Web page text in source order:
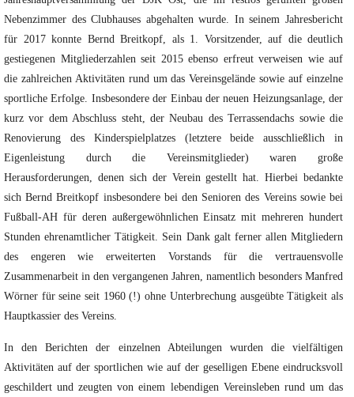
Nebenzimmer des Clubhauses abgehalten wurde. In seinem Jahresbericht
für 2017 konnte Bernd Breitkopf, als 1. Vorsitzender, auf die deutlich
gestiegenen Mitgliederzahlen seit 2015 ebenso erfreut verweisen wie auf
die zahlreichen Aktivitäten rund um das Vereinsgelände sowie auf einzelne
sportliche Erfolge. Insbesondere der Einbau der neuen Heizungsanlage, der
kurz vor dem Abschluss steht, der Neubau des Terrassendachs sowie die
Renovierung des Kinderspielplatzes (letztere beide ausschließlich in
Eigenleistung durch die Vereinsmitglieder) waren große
Herausforderungen, denen sich der Verein gestellt hat. Hierbei bedankte
sich Bernd Breitkopf insbesondere bei den Senioren des Vereins sowie bei
Fußball-AH für deren außergewöhnlichen Einsatz mit mehreren hundert
Stunden ehrenamtlicher Tätigkeit. Sein Dank galt ferner allen Mitgliedern
des engeren wie erweiterten Vorstands für die vertrauensvolle
Zusammenarbeit in den vergangenen Jahren, namentlich besonders Manfred
Wörner für seine seit 1960 (!) ohne Unterbrechung ausgeübte Tätigkeit als
Hauptkassier des Vereins.
In den Berichten der einzelnen Abteilungen wurden die vielfältigen
Aktivitäten auf der sportlichen wie auf der geselligen Ebene eindrucksvoll
geschildert und zeugten von einem lebendigen Vereinsleben rund um das